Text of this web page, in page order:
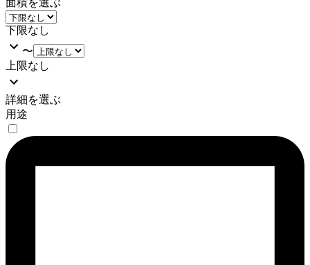
下限なし
〜
上限なし
詳細を選ぶ
用途